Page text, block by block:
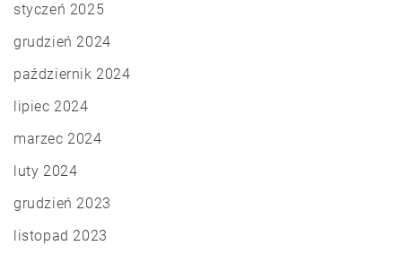
styczeń 2025
grudzień 2024
październik 2024
lipiec 2024
marzec 2024
luty 2024
grudzień 2023
listopad 2023